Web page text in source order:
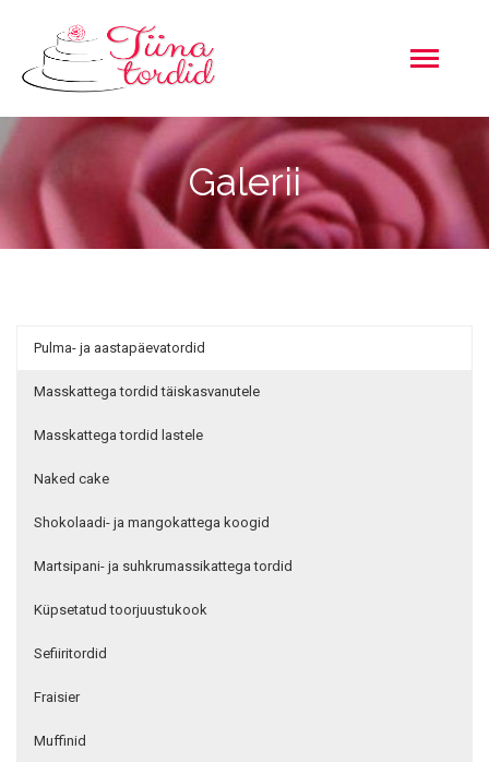
Toggle
navigation
Galerii
Pulma- ja aastapäevatordid
Masskattega tordid täiskasvanutele
Masskattega tordid lastele
Naked cake
Shokolaadi- ja mangokattega koogid
Martsipani- ja suhkrumassikattega tordid
Küpsetatud toorjuustukook
Sefiiritordid
Fraisier
Muffinid